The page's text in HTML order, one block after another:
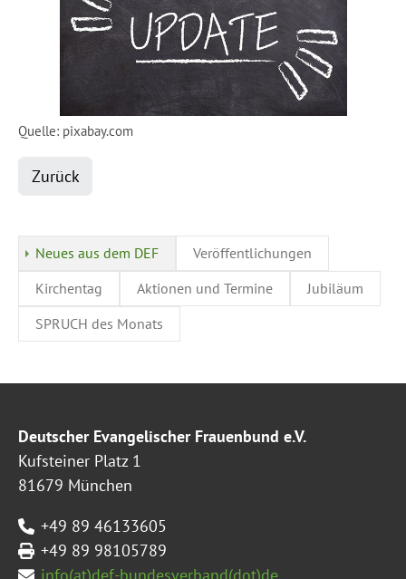
Quelle: pixabay.com
Zurück
Neues aus dem DEF
Veröffentlichungen
Kirchentag
Aktionen und Termine
Jubiläum
SPRUCH des Monats
Deutscher Evangelischer Frauenbund e.V.
Kufsteiner Platz 1
81679 München
+49 89 46133605
+49 89 98105789